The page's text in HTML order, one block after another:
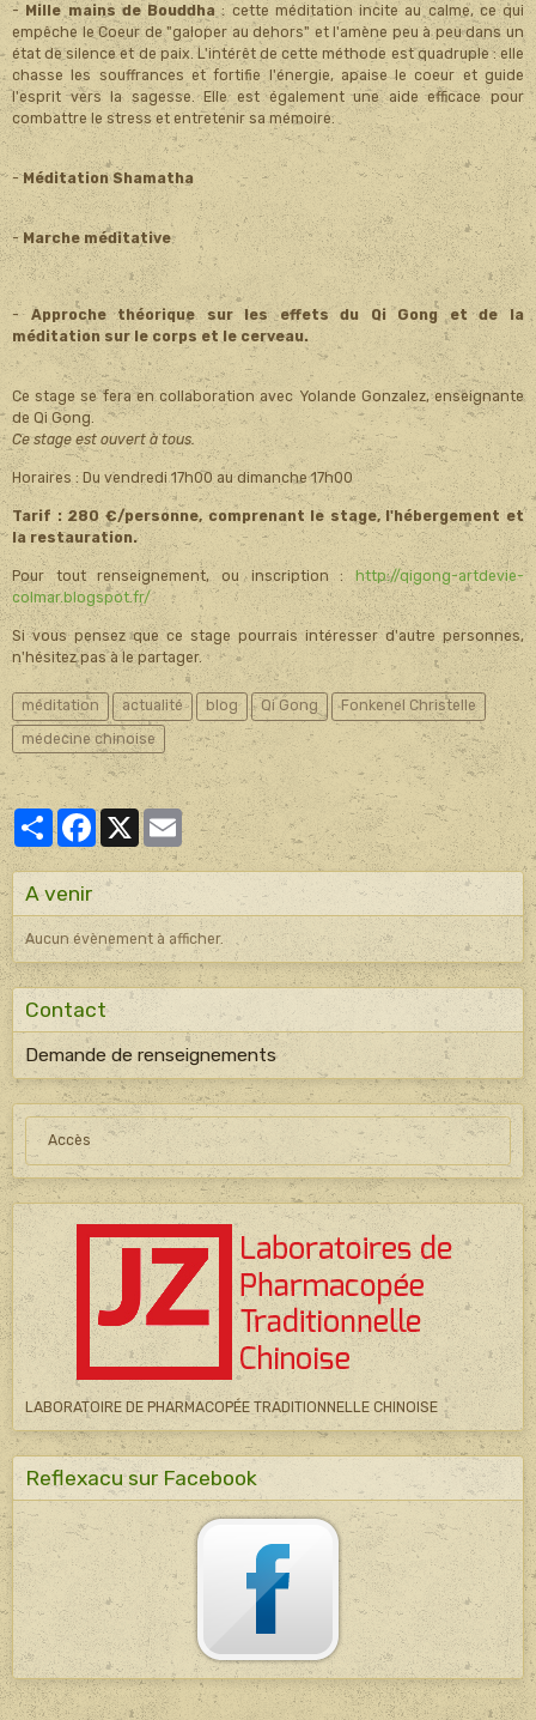
- Mille mains de Bouddha: cette méditation incite au calme, ce qui
empêche le Coeur de "galoper au dehors" et l'amène peu à peu dans un
état de silence et de paix. L'intérêt de cette méthode est quadruple : elle
chasse les souffrances et fortifie l'énergie, apaise le coeur et guide
l'esprit vers la sagesse. Elle est également une aide efficace pour
combattre le stress et entretenir sa mémoire.
-Méditation Shamatha
- Marche méditative
- Approche théorique sur les effets du Qi Gong et de la
méditation sur le corps et le cerveau.
Ce stage se fera en collaboration avec Yolande Gonzalez, enseignante
de Qi Gong.
Ce stage est ouvert à tous.
Horaires : Du vendredi 17h00 au dimanche 17h00
Tarif : 280 €/personne, comprenant le stage, l'hébergement et
la restauration.
Pour tout renseignement, ou inscription : http://qigong-artdevie-
colmar.blogspot.fr/
Si vous pensez que ce stage pourrais intéresser d'autre personnes,
n'hésitez pas à le partager.
méditation actualité blog Qi Gong
Fonkenel Christelle
médecine chinoise
PartagerFacebook
X Email
A venir
Aucun évènement à afficher.
Contact
Demande de renseignements
Accès
LABORATOIRE DE PHARMACOPÉE TRADITIONNELLE CHINOISE
Reflexacu sur Facebook